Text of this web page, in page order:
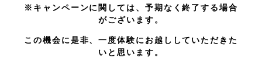
※キャンペーンに関しては、予期なく終了する場合
がございます。
この機会に是非、一度体験にお越ししていただきた
いと思います。